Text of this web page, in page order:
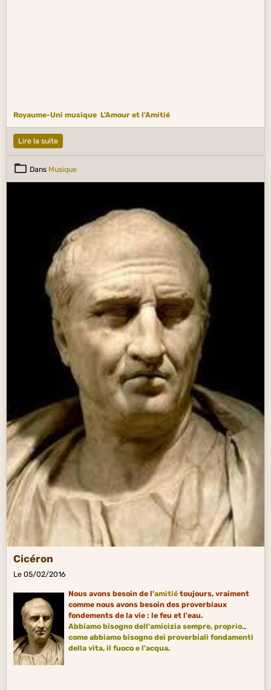
Royaume-Uni musique L'Amour et l'Amitié
Lire la suite
Dans Musique
Cicéron
Le 05/02/2016
Nous avons besoin de l'amitiétoujours, vraiment
comme nous avons besoin des proverbiaux
fondements de la vie : le feu et l'eau.
Abbiamo bisogno dell'amicizia sempre, proprio
come abbiamo bisogno dei proverbiali fondamenti
della vita, il fuoco e l'acqua.